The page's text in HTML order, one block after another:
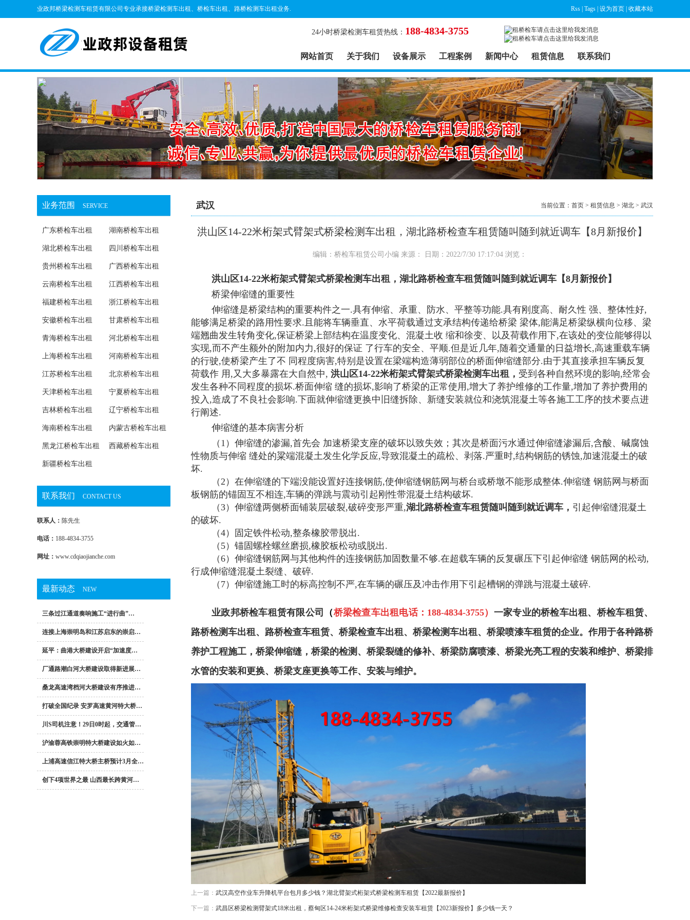
业政邦桥梁检测车租赁有限公司专业承接桥梁检测车出租、桥检车出租、路桥检测车出租业务. Rss Tags 设为首页 收藏本站
24小时桥梁检测车租赁热线： 188-4834-3755
网站首页 关于我们 设备展示 工程案例 新闻中心 租赁信息 联系我们
业务范围 SERVICE
广东桥检车出租 湖南桥检车出租
湖北桥检车出租 四川桥检车出租
贵州桥检车出租 广西桥检车出租
云南桥检车出租 江西桥检车出租
福建桥检车出租 浙江桥检车出租
安徽桥检车出租 甘肃桥检车出租
青海桥检车出租 河北桥检车出租
上海桥检车出租 河南桥检车出租
江苏桥检车出租 北京桥检车出租
天津桥检车出租 宁夏桥检车出租
吉林桥检车出租 辽宁桥检车出租
海南桥检车出租 内蒙古桥检车出租
黑龙江桥检车出租 西藏桥检车出租
新疆桥检车出租
联系我们 CONTACT US
联系人： 陈先生
电话： 188-4834-3755
网址： www.cdqiaojianche.com
最新动态 NEW
三条过江通道奏响施工“进行曲”…
连接上海崇明岛和江苏启东的崇启…
延平：曲港大桥建设开启“加速度…
厂通路潮白河大桥建设取得新进展…
桑龙高速湾档河大桥建设有序推进…
打破全国纪录 安罗高速黄河特大桥…
川S司机注意！29日0时起，交通管…
沪渝蓉高铁崇明特大桥建设如火如…
上浦高速信江特大桥主桥预计3月全…
创下4项世界之最 山西最长跨黄河…
当前位置： 首页 > 租赁信息 > 湖北 > 武汉
武汉
洪山区14-22米桁架式臂架式桥梁检测车出租，湖北路桥检查车租赁随叫随到就近调车【8月新报价】
编辑：桥检车租赁公司小编 来源： 日期：2022/7/30 17:17:04 浏览：
洪山区14-22米桁架式臂架式桥梁检测车出租，湖北路桥检查车租赁随叫随到就近调车【8月新报价】
桥梁伸缩缝的重要性
伸缩缝是桥梁结构的重要构件之一.具有伸缩、承重、防水、平整等功能.具有刚度高、耐久性 强、整体性好,
能够满足桥梁的路用性要求.且能将车辆垂直、水平荷载通过支承结构传递给桥梁 梁体,能满足桥梁纵横向位移、梁
端翘曲发生转角变化,保证桥梁上部结构在温度变化、混凝土收 缩和徐变、以及荷载作用下,在该处的变位能够得以
实现,而不产生额外的附加内力,很好的保证 了行车的安全、平顺.但是近几年,随着交通量的日益增长,高速重载车辆
的行驶,使桥梁产生了不 同程度病害,特别是设置在梁端构造薄弱部位的桥面伸缩缝部分.由于其直接承担车辆反复
荷载作 用,又大多暴露在大自然中, 洪山区14-22米桁架式臂架式桥梁检测车出租， 受到各种自然环境的影响,经常会
发生各种不同程度的损坏.桥面伸缩 缝的损坏,影响了桥梁的正常使用,增大了养护维修的工作量,增加了养护费用的
投入,造成了不良社会影响.下面就伸缩缝更换中旧缝拆除、新缝安装就位和浇筑混凝土等各施工工序的技术要点进
行阐述.
伸缩缝的基本病害分析
（1）伸缩缝的渗漏,首先会 加速桥梁支座的破坏以致失效；其次是桥面污水通过伸缩缝渗漏后,含酸、碱腐蚀
性物质与伸缩 缝处的粱端混凝土发生化学反应,导致混凝土的疏松、剥落.严重时,结构钢筋的锈蚀,加速混凝土的破
坏.
（2）在伸缩缝的下端没能设置好连接钢筋,使伸缩缝钢筋网与桥台或桥墩不能形成整体.伸缩缝 钢筋网与桥面
板钢筋的锚固互不相连,车辆的弹跳与震动引起刚性带混凝土结构破坏.
（3）伸缩缝两侧桥面铺装层破裂,破碎变形严重,湖北路桥检查车租赁随叫随到就近调车 ， 引起伸缩缝混凝土
的破坏.
（4）固定铁件松动,整条橡胶带脱出.
（5）锚固螺栓螺丝磨损,橡胶板松动或脱出.
（6）伸缩缝钢筋网与其他构件的连接钢筋加固数量不够.在超载车辆的反复碾压下引起伸缩缝 钢筋网的松动,
行成伸缩缝混凝土裂缝、破碎.
（7）伸缩缝施工时的标高控制不严,在车辆的碾压及冲击作用下引起槽钢的弹跳与混凝土破碎.
业政邦桥检车租赁有限公司 （桥梁检查车出租电话：188-4834-3755） 一家专业的桥检车出租、桥检车租赁、
路桥检测车出租、路桥检查车租赁、桥梁检查车出租、桥梁检测车出租、桥梁喷漆车租赁的企业。作用于各种路桥
养护工程施工，桥梁伸缩缝，桥梁的检测、桥梁裂缝的修补、桥梁防腐喷漆、桥梁光亮工程的安装和维护、桥梁排
水管的安装和更换、桥梁支座更换等工作、安装与维护。
上一篇： 武汉高空作业车升降机平台包月多少钱？湖北臂架式桁架式桥梁检测车租赁【2022最新报价】
下一篇： 武昌区桥梁检测臂架式18米出租，蔡甸区14-24米桁架式桥梁维修检查安装车租赁【2023新报价】多少钱一天？